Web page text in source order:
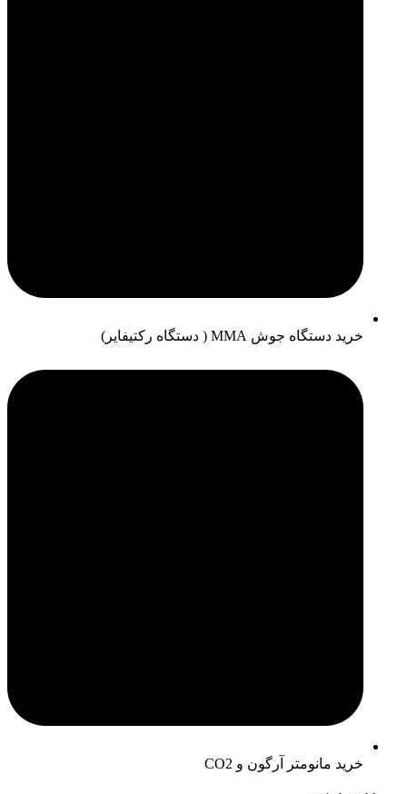
خرید دستگاه جوش MMA ( دستگاه رکتیفایر)
خرید مانومتر آرگون و CO2